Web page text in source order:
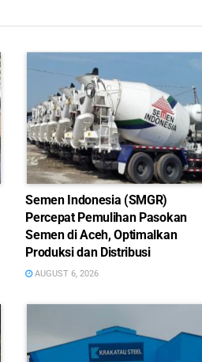
Semen Indonesia (SMGR)
Percepat Pemulihan Pasokan
Semen di Aceh, Optimalkan
Produksi dan Distribusi
AUGUST 6, 2026